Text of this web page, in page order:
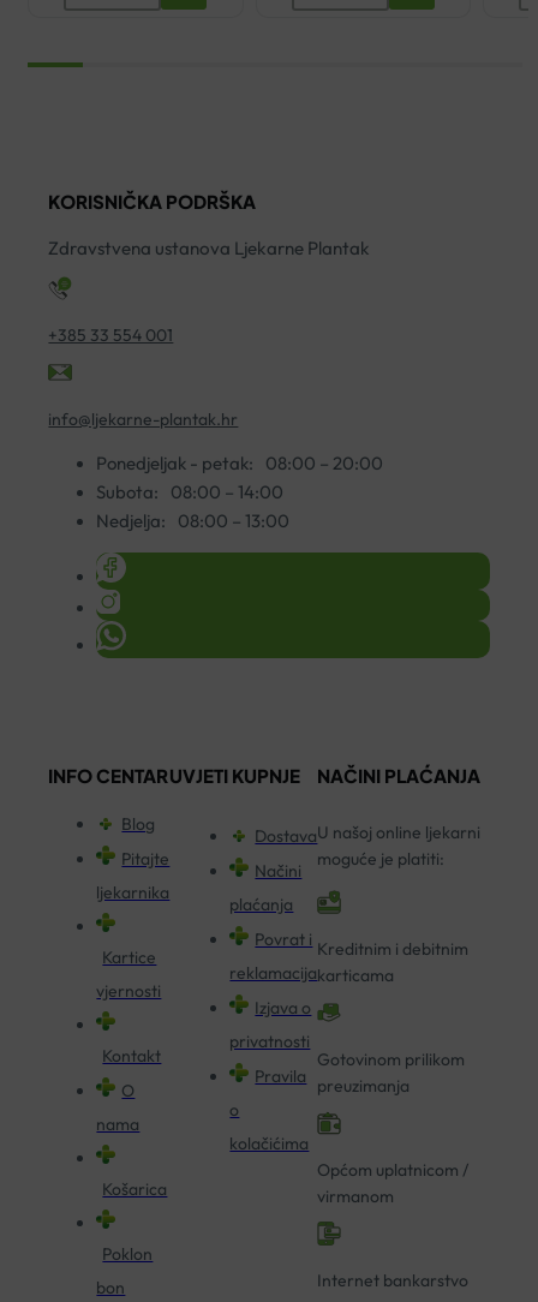
VITAMIN
A30
MAKULIN
KORISNIČKA PODRŠKA
Zdravstvena ustanova Ljekarne Plantak
+385 33 554 001
info@ljekarne-plantak.hr
Ponedjeljak - petak:
08:00 – 20:00
Subota:
08:00 – 14:00
Nedjelja:
08:00 – 13:00
INFO CENTAR
Blog
Pitajte
ljekarnika
Kartice
vjernosti
Kontakt
O
nama
Košarica
Poklon
bon
UVJETI KUPNJE
Dostava
Načini
plaćanja
Povrat i
reklamacija
Izjava o
privatnosti
Pravila
o
kolačićima
NAČINI PLAĆANJA
U našoj online ljekarni
moguće je platiti:
Kreditnim i debitnim
karticama
Gotovinom prilikom
preuzimanja
Općom uplatnicom /
virmanom
Internet bankarstvo